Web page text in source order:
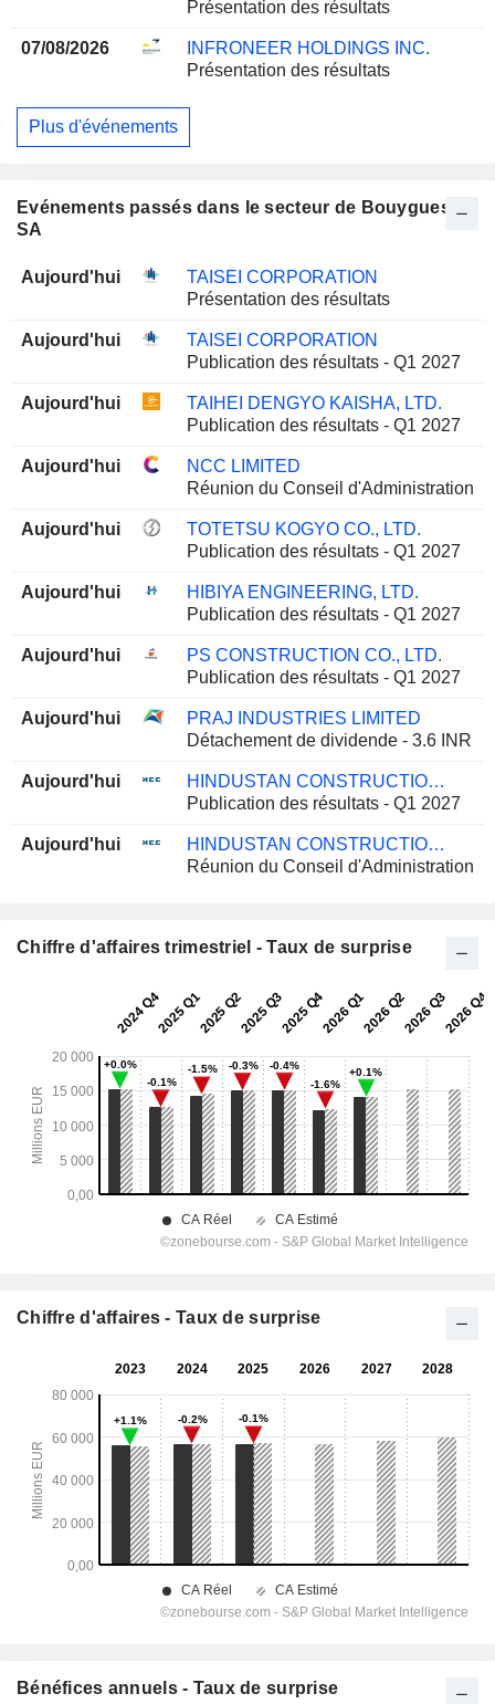
Présentation des résultats
07/08/2026
INFRONEER HOLDINGS INC.
Présentation des résultats
Plus d'événements
Evénements passés dans le secteur de Bouygues
SA
Aujourd'hui
TAISEI CORPORATION
Présentation des résultats
Aujourd'hui
TAISEI CORPORATION
Publication des résultats - Q1 2027
Aujourd'hui
TAIHEI DENGYO KAISHA, LTD.
Publication des résultats - Q1 2027
Aujourd'hui
NCC LIMITED
Réunion du Conseil d'Administration
Aujourd'hui
TOTETSU KOGYO CO., LTD.
Publication des résultats - Q1 2027
Aujourd'hui
HIBIYA ENGINEERING, LTD.
Publication des résultats - Q1 2027
Aujourd'hui
PS CONSTRUCTION CO., LTD.
Publication des résultats - Q1 2027
Aujourd'hui
PRAJ INDUSTRIES LIMITED
Détachement de dividende - 3.6 INR
Aujourd'hui
HINDUSTAN CONSTRUCTION COMPANY LIMITED
Publication des résultats - Q1 2027
Aujourd'hui
HINDUSTAN CONSTRUCTION COMPANY LIMITED
Réunion du Conseil d'Administration
Chiffre d'affaires trimestriel - Taux de surprise
Chiffre d'affaires - Taux de surprise
Bénéfices annuels - Taux de surprise